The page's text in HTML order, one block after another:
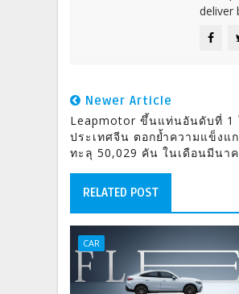
deliver
Newer Article
Leapmotor ขึ้นแท่นอันดับที่ 1
ประเทศจีน ตอกย้ำความแข็งแ
ทะลุ 50,029 คัน ในเดือนมีนา
RELATED POST
CAR